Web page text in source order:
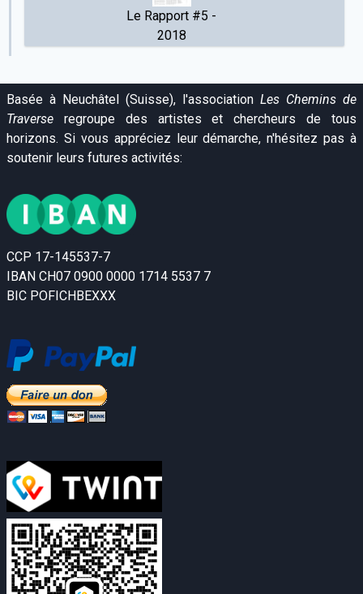
Le Rapport #5 -
2018
Basée à Neuchâtel (Suisse), l'association Les Chemins de
Traverse regroupe des artistes et chercheurs de tous
horizons. Si vous appréciez leur démarche, n'hésitez pas à
soutenir leurs futures activités:
CCP 17-145537-7
IBAN CH07 0900 0000 1714 5537 7
BIC POFICHBEXXX